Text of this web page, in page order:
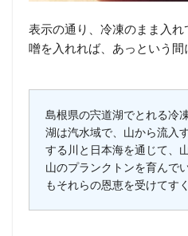
表示の通り、冷凍のまま入
噌を入れれば、あっという間
島根県の宍道湖でとれる冷
湖は汽水域で、山から流入
する川と日本海を通じて、
山のプランクトンを育んで
もそれらの恩恵を受けてす